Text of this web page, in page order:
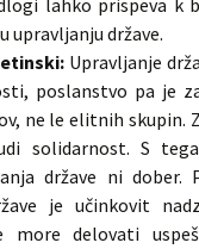
lahko prispeva k
upravljanju države.
Upravljanje
poslanstvo pa je
ne le elitnih skupin.
solidarnost. S
države ni dober.
je učinkovit
more delovati